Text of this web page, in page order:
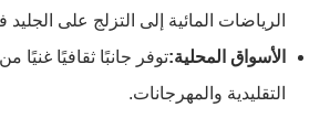
الرياضات المائية إلى التزلج على الجليد
الأسواق المحلية:توفر جانبًا ثقافيًا غنيًا
التقليدية والمهرجانات.